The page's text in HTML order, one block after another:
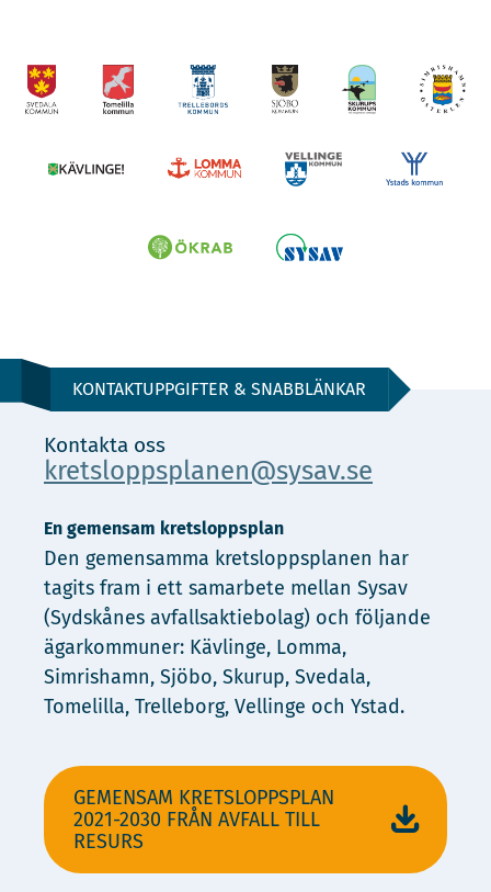
KONTAKTUPPGIFTER & SNABBLÄNKAR
Kontakta oss
kretsloppsplanen@sysav.se
En gemensam kretsloppsplan
Den gemensamma kretsloppsplanen har
tagits fram i ett samarbete mellan Sysav
(Sydskånes avfallsaktiebolag) och följande
ägarkommuner: Kävlinge, Lomma,
Simrishamn, Sjöbo, Skurup, Svedala,
Tomelilla, Trelleborg, Vellinge och Ystad.
GEMENSAM KRETSLOPPSPLAN
2021-2030 FRÅN AVFALL TILL
RESURS